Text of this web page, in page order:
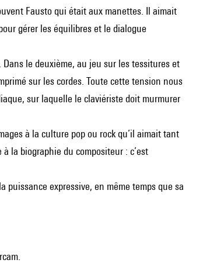
Fausto qui était aux manettes. Il aimait
gérer les équilibres et le dialogue
le deuxième, au jeu sur les tessitures et
sur les cordes. Toute cette tension nous
sur laquelle le claviériste doit murmurer
à la culture pop ou rock qu’il aimait tant
la biographie du compositeur : c’est
expressive, en même temps que sa